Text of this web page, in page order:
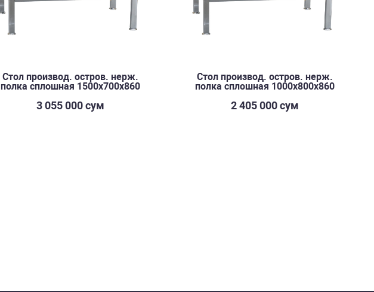
Стол производ. остров. нерж.
полка сплошная 1500х700х860
3 055 000 сум
Стол производ. остров. нерж.
полка сплошная 1000х800х860
2 405 000 сум